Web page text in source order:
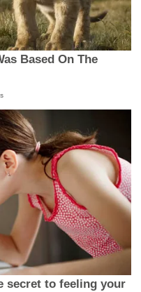
Based On The
secret to feeling your